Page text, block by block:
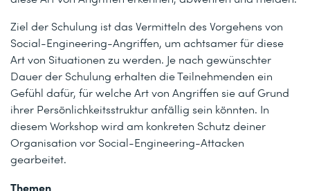
Ziel der Schulung ist das Vermitteln des Vorgehens von
Social-Engineering-Angriffen, um achtsamer für diese
Art von Situationen zu werden. Je nach gewünschter
Dauer der Schulung erhalten die Teilnehmenden ein
Gefühl dafür, für welche Art von Angriffen sie auf Grund
ihrer Persönlichkeitsstruktur anfällig sein könnten. In
diesem Workshop wird am konkreten Schutz deiner
Organisation vor Social-Engineering-Attacken
gearbeitet.
Themen